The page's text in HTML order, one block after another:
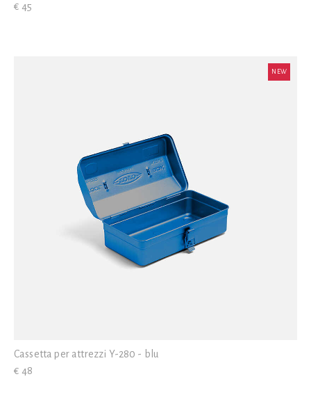
€ 45
NEW
Cassetta per attrezzi Y-280 - blu
€ 48